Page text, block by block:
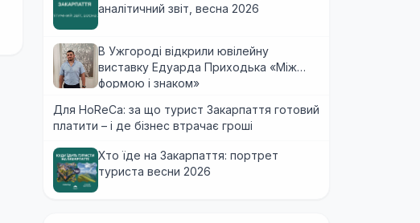
аналітичний звіт, весна 2026
В Ужгороді відкрили ювілейну
виставку Едуарда Приходька «Між
формою і знаком»
Для HoReCa: за що турист Закарпаття готовий
платити – і де бізнес втрачає гроші
Хто їде на Закарпаття: портрет
туриста весни 2026